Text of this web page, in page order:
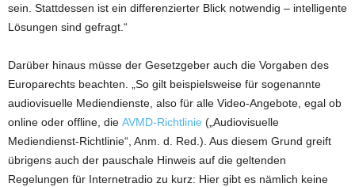
sein. Stattdessen ist ein differenzierter Blick notwendig – intelligente
Lösungen sind gefragt.“
Darüber hinaus müsse der Gesetzgeber auch die Vorgaben des
Europarechts beachten. „So gilt beispielsweise für sogenannte
audiovisuelle Mediendienste, also für alle Video-Angebote, egal ob
online oder offline, die AVMD-Richtlinie („Audiovisuelle
Mediendienst-Richtlinie“, Anm. d. Red.). Aus diesem Grund greift
übrigens auch der pauschale Hinweis auf die geltenden
Regelungen für Internetradio zu kurz: Hier gibt es nämlich keine